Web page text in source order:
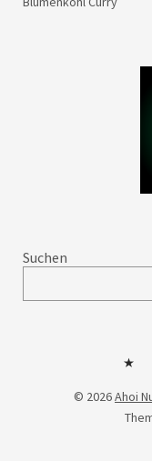
Suchen
© 2026Ahoi